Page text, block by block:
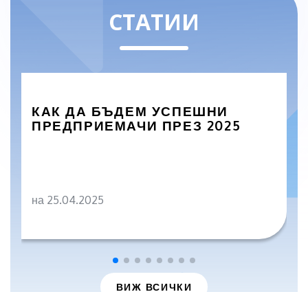
СТАТИИ
КАК ДА БЪДЕМ УСПЕШНИ
ПРЕДПРИЕМАЧИ ПРЕЗ 2025
на 25.04.2025
ВИЖ ВСИЧКИ